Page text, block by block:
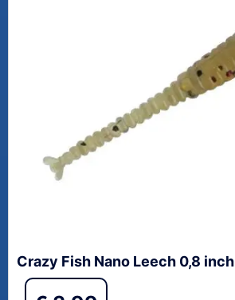
Crazy Fish Nano Leech 0,8 inch